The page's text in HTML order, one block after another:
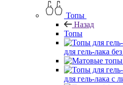
Топы
Назад
Топы
для гель-лака
для гель-лака с